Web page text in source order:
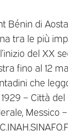
Bénin di
tra le più
del XX
fino al 12
che
– Città del
Messico